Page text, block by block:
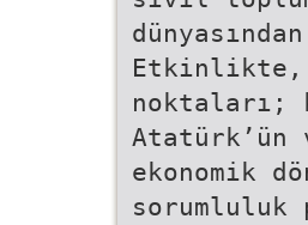
Etkinlikte,
noktaları;
ekonomik